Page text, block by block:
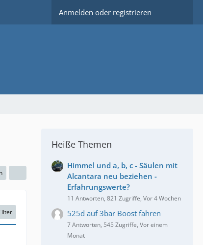
Anmelden oder registrieren
Heiße Themen
Himmel und a, b, c - Säulen mit
Alcantara neu beziehen -
Erfahrungswerte?
11 Antworten, 821 Zugriffe, Vor 4 Wochen
525d auf 3bar Boost fahren
7 Antworten, 545 Zugriffe, Vor einem
Monat